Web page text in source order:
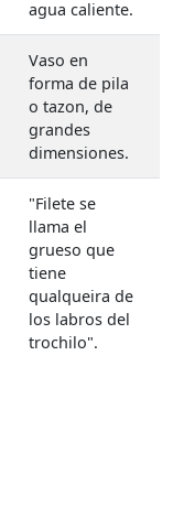
agua caliente.
Vaso en
forma de pila
o tazon, de
grandes
dimensiones.
"Filete se
llama el
grueso que
tiene
qualqueira de
los labros del
trochilo".